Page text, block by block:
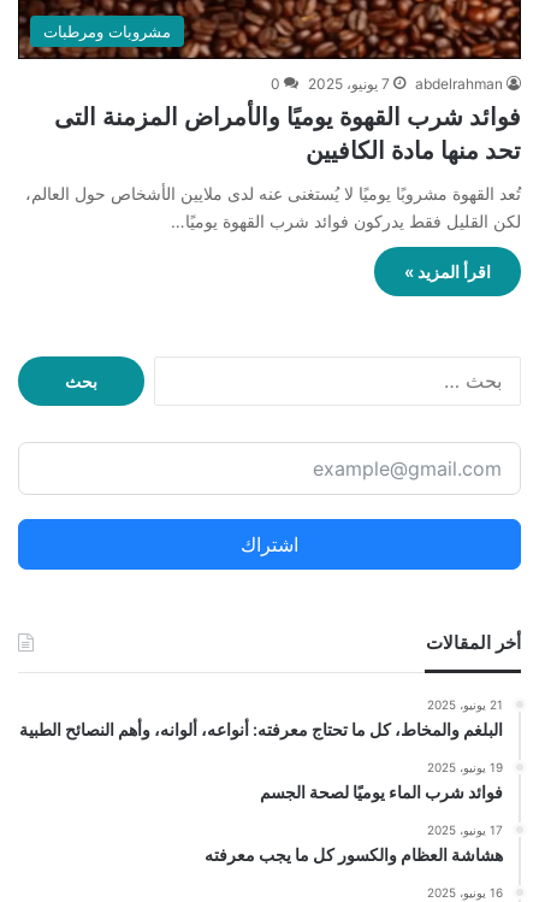
مشروبات ومرطبات
abdelrahman 7 يونيو، 2025 0
فوائد شرب القهوة يوميًا والأمراض المزمنة التى
تحد منها مادة الكافيين
تُعد القهوة مشروبًا يوميًا لا يُستغنى عنه لدى ملايين الأشخاص حول العالم،
لكن القليل فقط يدركون فوائد شرب القهوة يوميًا…
اقرأ المزيد »
ح
ع
ن
اشتراك
أخر المقالات
21 يونيو، 2025
البلغم والمخاط، كل ما تحتاج معرفته: أنواعه، ألوانه، وأهم النصائح الطبية
19 يونيو، 2025
فوائد شرب الماء يوميًا لصحة الجسم
17 يونيو، 2025
هشاشة العظام والكسور كل ما يجب معرفته
16 يونيو، 2025